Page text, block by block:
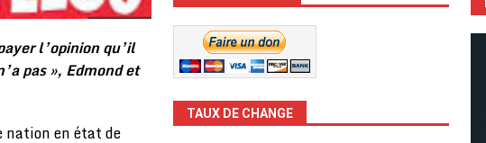
l’opinion qu’il
pas », Edmond et
nation en état de
TAUX DE CHANGE